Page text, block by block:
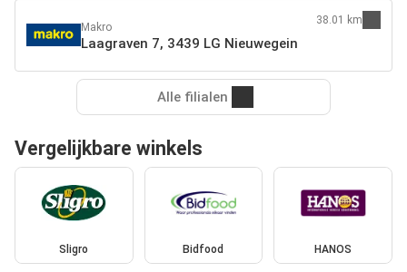
Makro
Laagraven 7, 3439 LG Nieuwegein
38.01 km
Alle filialen
Vergelijkbare winkels
Sligro Bidfood HANOS